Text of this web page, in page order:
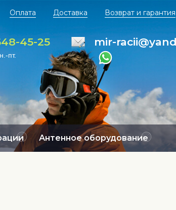
Оплата Доставка Возврат и гарантия
45-25
пт.
mir-
Антенное оборудование